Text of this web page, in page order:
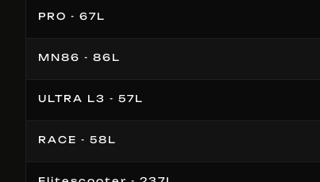
PRO - 67L
MN86 - 86L
ULTRA L3 - 57L
RACE - 58L